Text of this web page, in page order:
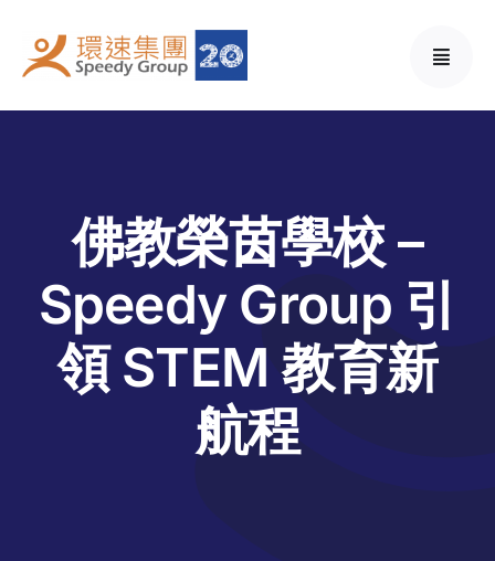
content
佛教榮茵學校 –
Speedy Group 引
領 STEM 教育新
航程